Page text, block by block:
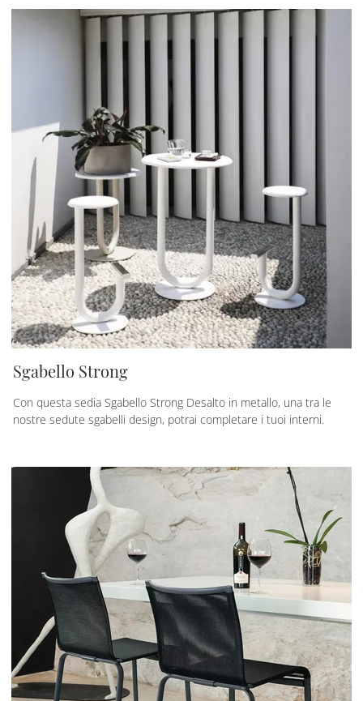
Sgabello Strong
Con questa sedia Sgabello Strong Desalto in metallo, una tra le
nostre sedute sgabelli design, potrai completare i tuoi interni.